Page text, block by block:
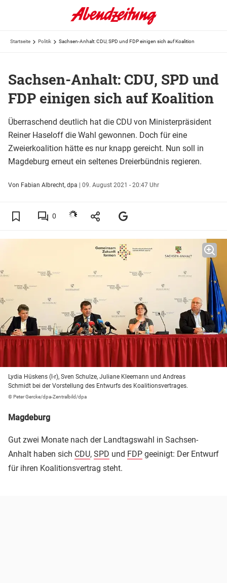
Startseite Politik Sachsen-Anhalt: CDU, SPD und FDP einigen sich auf Koalition
Sachsen-Anhalt: CDU, SPD und
FDP einigen sich auf Koalition
Überraschend deutlich hat die CDU von Ministerpräsident
Reiner Haseloff die Wahl gewonnen. Doch für eine
Zweierkoalition hätte es nur knapp gereicht. Nun soll in
Magdeburg erneut ein seltenes Dreierbündnis regieren.
Von Fabian Albrecht, dpa | 09. August 2021 - 20:47 Uhr
0
Lydia Hüskens (l-r), Sven Schulze, Juliane Kleemann und Andreas
Schmidt bei der Vorstellung des Entwurfs des Koalitionsvertrages.
© Peter Gercke/dpa-Zentralbild/dpa
Magdeburg
Gut zwei Monate nach der Landtagswahl in Sachsen-
Anhalt haben sich CDU, SPD und FDP geeinigt: Der Entwurf
für ihren Koalitionsvertrag steht.